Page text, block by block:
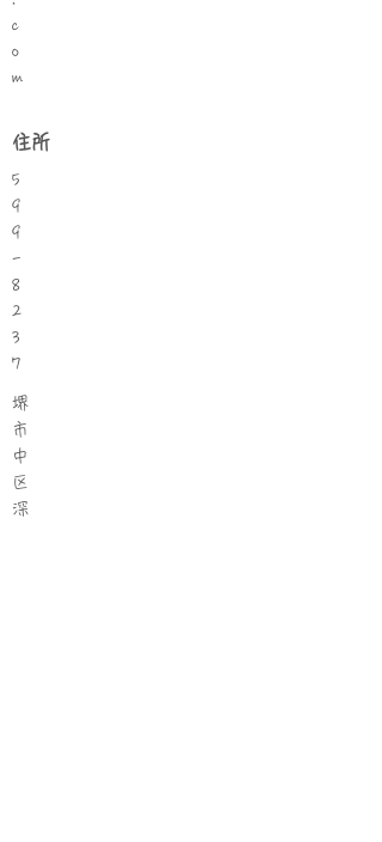
c
o
m
住所
5
9
9
-
8
2
3
7
堺
市
中
区
深